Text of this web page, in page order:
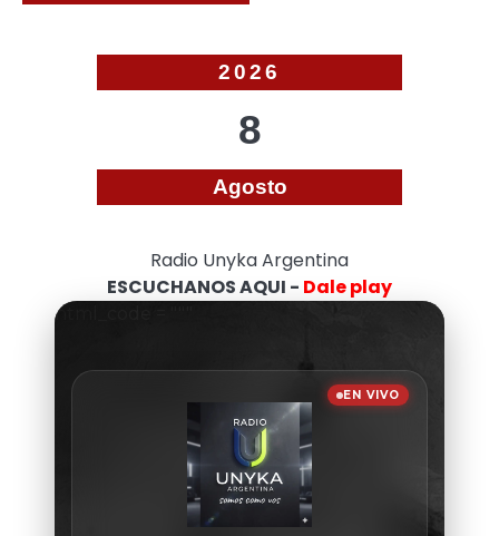
2026
8
Agosto
Radio Unyka Argentina
ESCUCHANOS AQUI - Dale play